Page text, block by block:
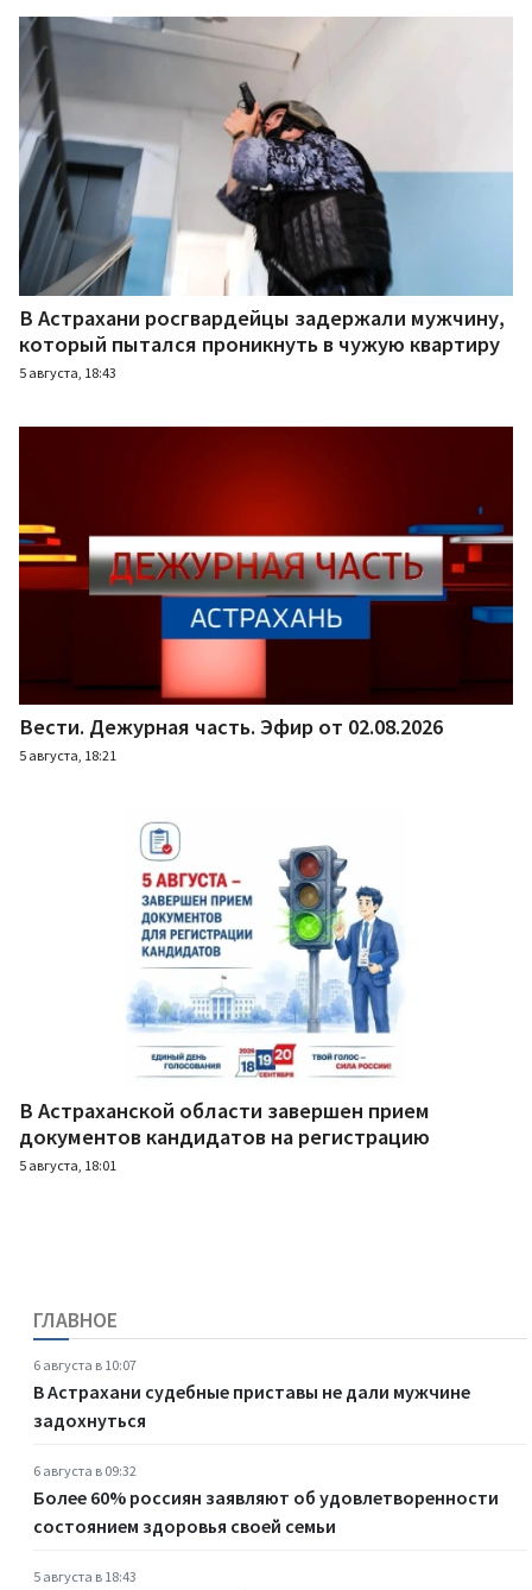
В Астрахани росгвардейцы задержали мужчину,
который пытался проникнуть в чужую квартиру
5 августа, 18:43
Вести. Дежурная часть. Эфир от 02.08.2026
5 августа, 18:21
В Астраханской области завершен прием
документов кандидатов на регистрацию
5 августа, 18:01
ГЛАВНОЕ
6 августа в 10:07
В Астрахани судебные приставы не дали мужчине
задохнуться
6 августа в 09:32
Более 60% россиян заявляют об удовлетворенности
состоянием здоровья своей семьи
5 августа в 18:43